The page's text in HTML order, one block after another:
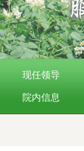
现任领导
院内信息